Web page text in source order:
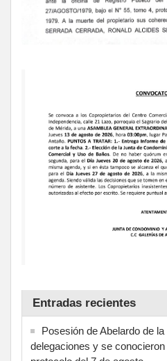
Entradas recientes
Posesión de Abelardo de
delegaciones y se